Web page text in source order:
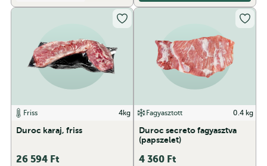
Friss 4kg
Duroc karaj, friss
26 594 Ft
Fagyasztott 0.4 kg
Duroc secreto fagyasztva
(papszelet)
4 360 Ft